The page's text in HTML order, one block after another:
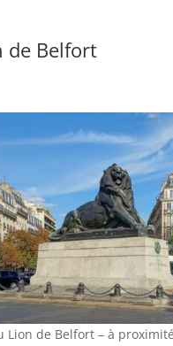
de Belfort
Lion de Belfort – à